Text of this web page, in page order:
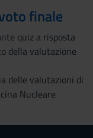
finale
quiz a risposta
della valutazione
delle valutazioni di
Nucleare